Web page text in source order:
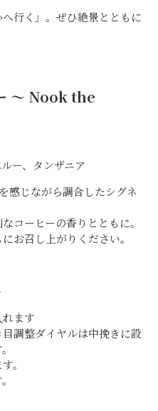
行く」。ぜひ絶景とともに
〜 Nook the
ー、タンザニア
感じながら調合したシグネ
コーヒーの香りとともに。
お召し上がりください。
ます
調整ダイヤルは中挽きに設
。